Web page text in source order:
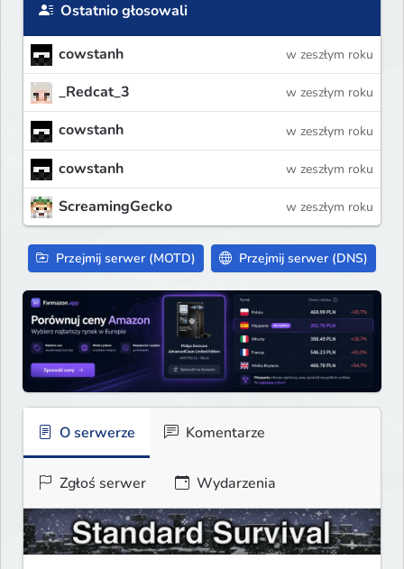
Ostatnio głosowali
cowstanh w zeszłym roku
_Redcat_3 w zeszłym roku
cowstanh w zeszłym roku
cowstanh w zeszłym roku
ScreamingGecko w zeszłym roku
Przejmij serwer (MOTD) Przejmij serwer (DNS)
O serwerze Komentarze
Zgłoś serwer Wydarzenia